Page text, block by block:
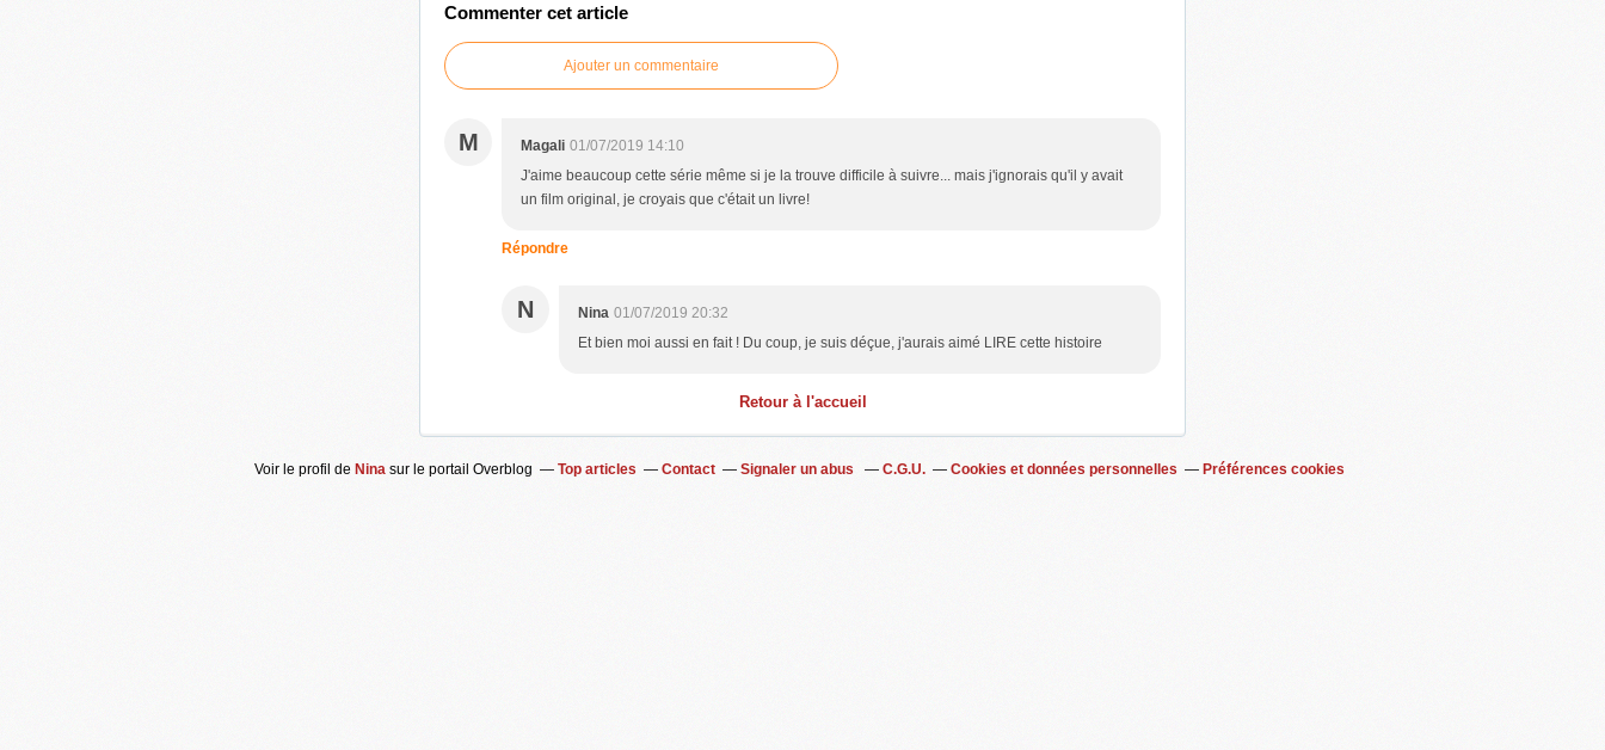
Commenter cet article
Ajouter un commentaire
M Magali 01/07/2019 14:10
J'aime beaucoup cette série même si je la trouve difficile à suivre... mais j'ignorais qu'il y avait
un film original, je croyais que c'était un livre!
Répondre
N Nina 01/07/2019 20:32
Et bien moi aussi en fait ! Du coup, je suis déçue, j'aurais aimé LIRE cette histoire
Retour à l'accueil
Voir le profil de Ninasur le portail Overblog Top articles Contact Signaler un abus C.G.U. Cookies et données personnelles Préférences cookies